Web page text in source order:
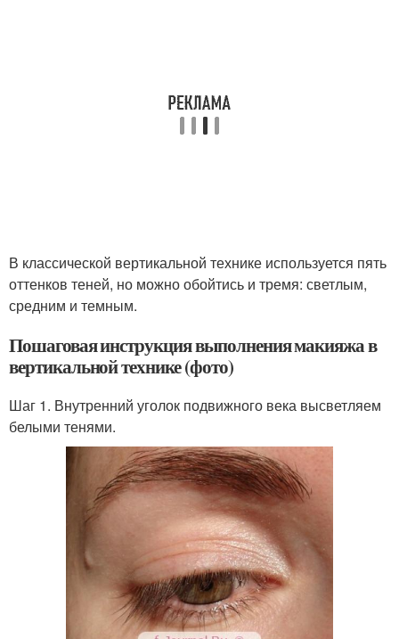
В классической вертикальной технике используется пять
оттенков теней, но можно обойтись и тремя: светлым,
средним и темным.
Пошаговая инструкция выполнения макияжа в
вертикальной технике (фото)
Шаг 1. Внутренний уголок подвижного века высветляем
белыми тенями.